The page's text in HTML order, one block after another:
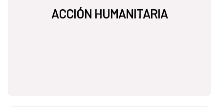
ACCIÓN HUMANITARIA